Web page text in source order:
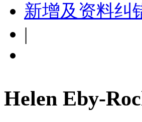
新增及资料纠
|
Helen Eby-